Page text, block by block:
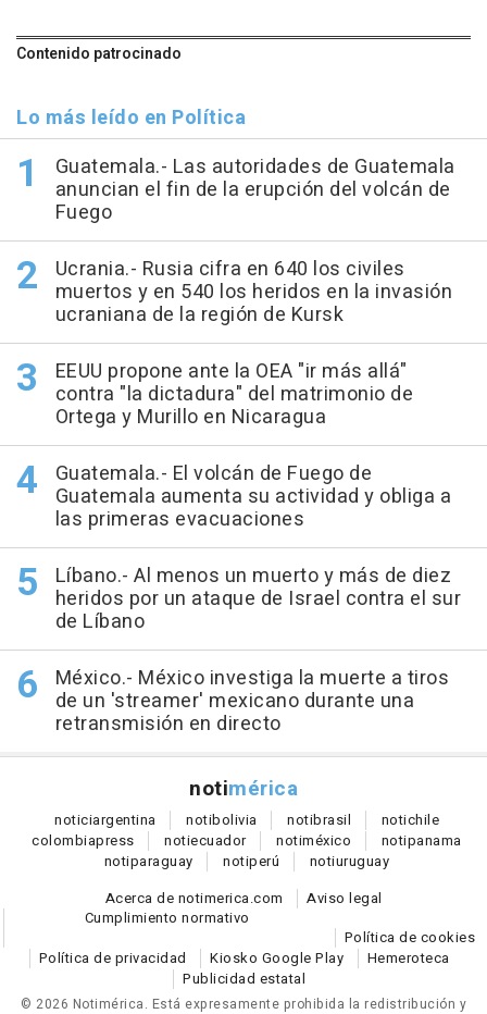
Contenido patrocinado
Lo más leído en Política
Guatemala.- Las autoridades de Guatemala
anuncian el fin de la erupción del volcán de
Fuego
Ucrania.- Rusia cifra en 640 los civiles
muertos y en 540 los heridos en la invasión
ucraniana de la región de Kursk
EEUU propone ante la OEA "ir más allá"
contra "la dictadura" del matrimonio de
Ortega y Murillo en Nicaragua
Guatemala.- El volcán de Fuego de
Guatemala aumenta su actividad y obliga a
las primeras evacuaciones
Líbano.- Al menos un muerto y más de diez
heridos por un ataque de Israel contra el sur
de Líbano
México.- México investiga la muerte a tiros
de un 'streamer' mexicano durante una
retransmisión en directo
notimérica
noticiargentina notibolivia notibrasil notichile
colombiapress notiecuador notiméxico notipanama
notiparaguay notiperú notiuruguay
Acerca de notimerica.com
Aviso legal
Cumplimiento normativo
Política de cookies
Política de privacidad
Kiosko Google Play
Hemeroteca
Publicidad estatal
© 2026 Notimérica. Está expresamente prohibida la redistribución y